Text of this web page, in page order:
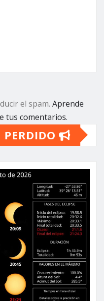
el spam. Aprende
tus comentarios.
PERDIDO